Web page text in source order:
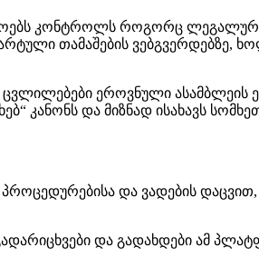
კონტროლს როგორც
თამაშების ვებგვერდებზე,
ეროვნული ასამბლეის
კანონს და მიზნად ისახავს
და ვადების
და გადახდები ამ